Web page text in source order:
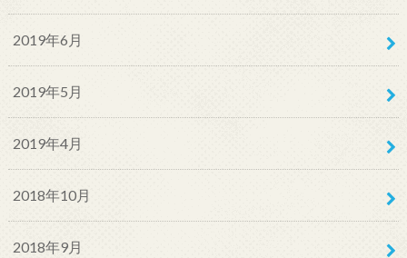
2019年6月
2019年5月
2019年4月
2018年10月
2018年9月